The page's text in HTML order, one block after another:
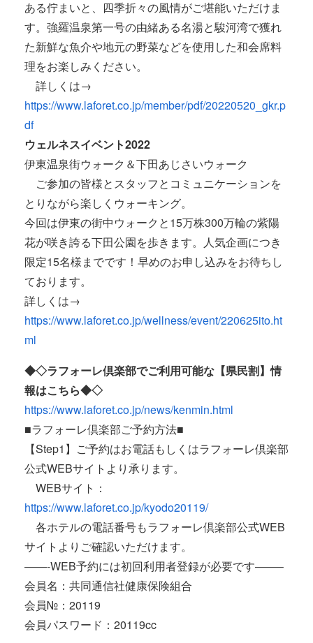
ある佇まいと、四季折々の風情がご堪能いただけま
す。強羅温泉第一号の由緒ある名湯と駿河湾で獲れ
た新鮮な魚介や地元の野菜などを使用した和会席料
理をお楽しみください。
詳しくは→
https://www.laforet.co.jp/member/pdf/20220520_gkr.p
df
ウェルネスイベント2022
伊東温泉街ウォーク＆下田あじさいウォーク
ご参加の皆様とスタッフとコミュニケーションを
とりながら楽しくウォーキング。
今回は伊東の街中ウォークと15万株300万輪の紫陽
花が咲き誇る下田公園を歩きます。人気企画につき
限定15名様までです！早めのお申し込みをお待ちし
ております。
詳しくは→
https://www.laforet.co.jp/wellness/event/220625ito.ht
ml
◆◇ラフォーレ倶楽部でご利用可能な【県民割】情
報はこちら◆◇
https://www.laforet.co.jp/news/kenmin.html
■ラフォーレ倶楽部ご予約方法■
【Step1】ご予約はお電話もしくはラフォーレ倶楽部
公式WEBサイトより承ります。
WEBサイト：
https://www.laforet.co.jp/kyodo20119/
各ホテルの電話番号もラフォーレ倶楽部公式WEB
サイトよりご確認いただけます。
——-WEB予約には初回利用者登録が必要です——–
会員名：共同通信社健康保険組合
会員№：20119
会員パスワード：20119cc